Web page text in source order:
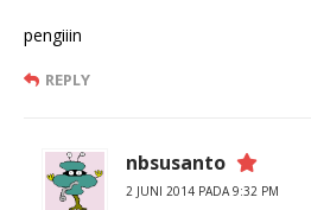
pengiiin
REPLY
nbsusanto
2 JUNI 2014 PADA 9:32 PM